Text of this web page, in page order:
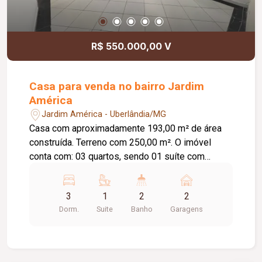
R$ 550.000,00 V
Casa para venda no bairro Jardim
América
Jardim América - Uberlândia/MG
Casa com aproximadamente 193,00 m² de área
construída. Terreno com 250,00 m². O imóvel
conta com: 03 quartos, sendo 01 suíte com
Varanda gourmet; Quintal; 02 vagas de garagem
cobertas; Diferenciais: Toda murada; Cerca
concertina; Piso em cerâmica; Bancadas em
3
Dorm.
1
Suite
2
Banho
2
Garagens